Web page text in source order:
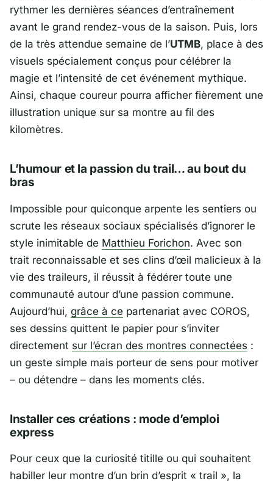
rythmer les dernières séances d’entraînement
avant le grand rendez-vous de la saison. Puis, lors
de la très attendue semaine de l’UTMB, place à des
visuels spécialement conçus pour célébrer la
magie et l’intensité de cet événement mythique.
Ainsi, chaque coureur pourra afficher fièrement une
illustration unique sur sa montre au fil des
kilomètres.
L’humour et la passion du trail… au bout du
bras
Impossible pour quiconque arpente les sentiers ou
scrute les réseaux sociaux spécialisés d’ignorer le
style inimitable de Matthieu Forichon. Avec son
trait reconnaissable et ses clins d’œil malicieux à la
vie des traileurs, il réussit à fédérer toute une
communauté autour d’une passion commune.
Aujourd’hui, grâce à ce partenariat avec COROS,
ses dessins quittent le papier pour s’inviter
directement sur l’écran des montres connectées :
un geste simple mais porteur de sens pour motiver
– ou détendre – dans les moments clés.
Installer ces créations : mode d’emploi
express
Pour ceux que la curiosité titille ou qui souhaitent
habiller leur montre d’un brin d’esprit « trail », la